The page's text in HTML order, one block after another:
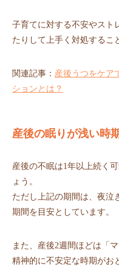
子育てに対する不安やスト
たりして上手く対処するこ
関連記事： 産後うつをケア
ションとは？
産後の眠りが浅い時
産後の不眠は1年以上続く
ょう。
ただし上記の期間は、夜泣
期間を目安としています。
また、産後2週間ほどは「
精神的に不安定な時期がお